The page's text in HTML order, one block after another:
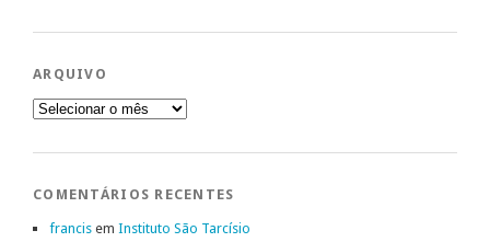
ARQUIVO
Arquivo
COMENTÁRIOS RECENTES
francis em Instituto São Tarcísio